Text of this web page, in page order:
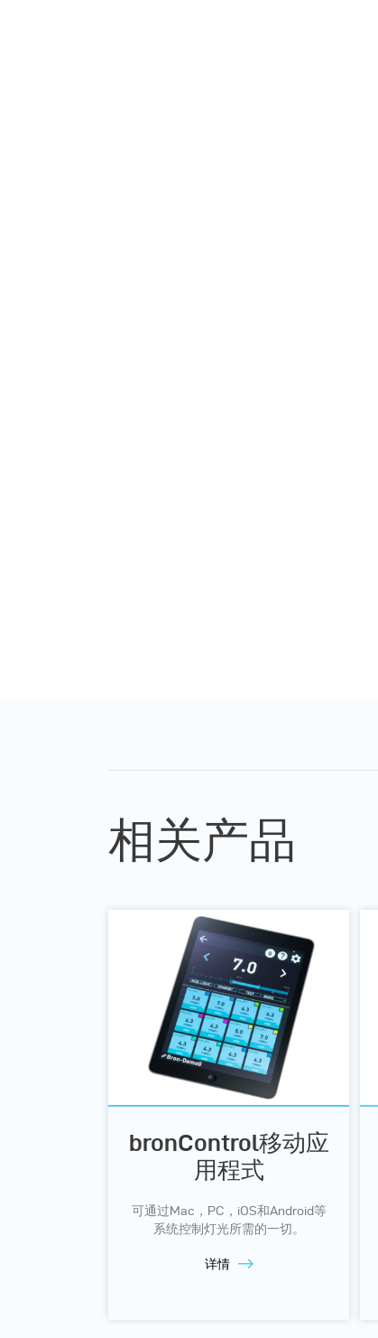
相关产品
bronControl移动应
用程式
可通过Mac，PC，iOS和Android等
系统控制灯光所需的一切。
详情